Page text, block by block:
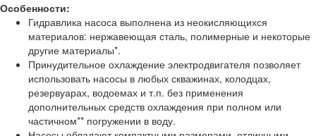
Особенности:
Гидравлика насоса выполнена из неокисляющихся
материалов: нержавеющая сталь, полимерные и некоторые
другие материалы*.
Принудительное охлаждение электродвигателя позволяет
использовать насосы в любых скважинах, колодцах,
резервуарах, водоемах и т.п. без применения
дополнительных средств охлаждения при полном или
частичном** погружении в воду.